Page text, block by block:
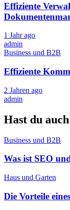
Effiziente
1 Jahr ago
admin
Business und B2B
Effiziente
2 Jahren ago
admin
Hast du auch
Business und B2B
Was ist SEO
Haus und Garten
Die Vorteile